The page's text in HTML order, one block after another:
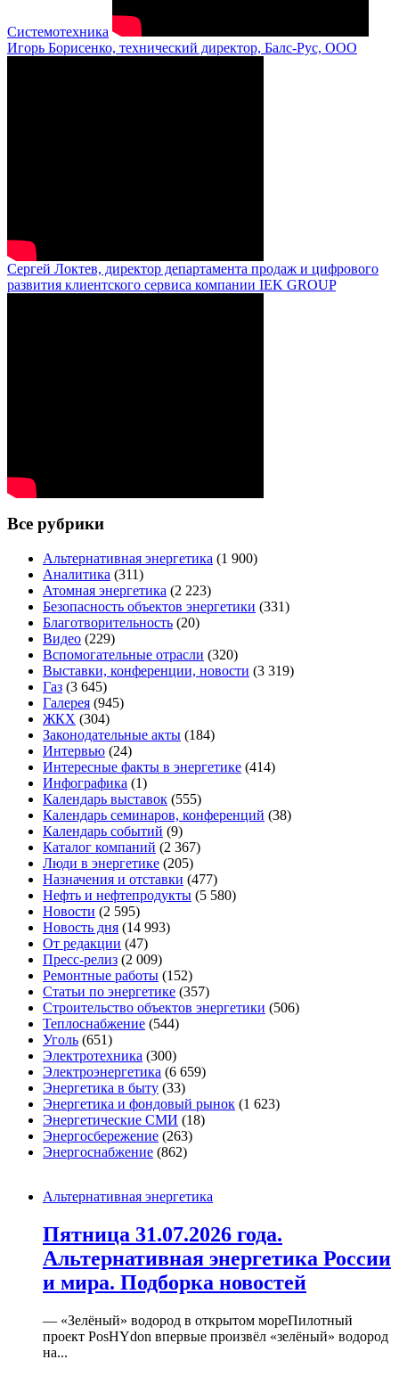
Системотехника
Игорь Борисенко, технический директор, Балс-Рус, ООО
Сергей Локтев, директор департамента продаж и цифрового
развития клиентского сервиса компании IEK GROUP
Все рубрики
Альтернативная энергетика (1 900)
Аналитика (311)
Атомная энергетика (2 223)
Безопасность объектов энергетики (331)
Благотворительность (20)
Видео (229)
Вспомогательные отрасли (320)
Выставки, конференции, новости (3 319)
Газ (3 645)
Галерея (945)
ЖКХ (304)
Законодательные акты (184)
Интервью (24)
Интересные факты в энергетике (414)
Инфографика (1)
Календарь выставок (555)
Календарь семинаров, конференций (38)
Календарь событий (9)
Каталог компаний (2 367)
Люди в энергетике (205)
Назначения и отставки (477)
Нефть и нефтепродукты (5 580)
Новости (2 595)
Новость дня (14 993)
От редакции (47)
Пресс-релиз (2 009)
Ремонтные работы (152)
Статьи по энергетике (357)
Строительство объектов энергетики (506)
Теплоснабжение (544)
Уголь (651)
Электротехника (300)
Электроэнергетика (6 659)
Энергетика в быту (33)
Энергетика и фондовый рынок (1 623)
Энергетические СМИ (18)
Энергосбережение (263)
Энергоснабжение (862)
Альтернативная энергетика
Пятница 31.07.2026 года.
Альтернативная энергетика России
и мира. Подборка новостей
— «Зелёный» водород в открытом мореПилотный
проект PosHYdon впервые произвёл «зелёный» водород
на...